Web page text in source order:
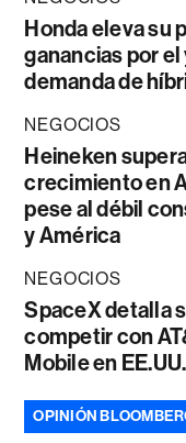
Honda eleva su
ganancias por el
demanda de
NEGOCIOS
Heineken
crecimiento en
pese al débil
y América
NEGOCIOS
SpaceX detalla
competir con
Mobile en EE.UU.
OPINIÓN